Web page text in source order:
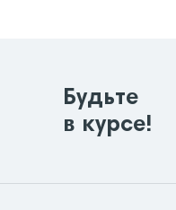
Будьте
в курсе!